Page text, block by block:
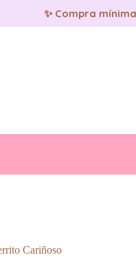
✨ Compra
Cariñoso